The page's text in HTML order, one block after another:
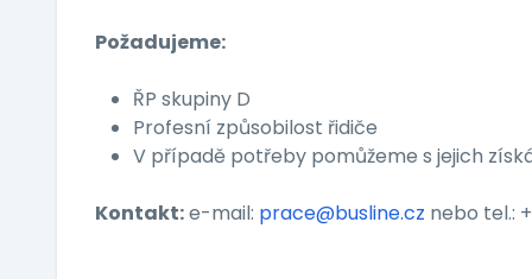
Požadujeme:
ŘP skupiny D
Profesní způsobilost řidiče
V případě potřeby pomůžeme s jejich
Kontakt:e-mail: prace@busline.cz nebo tel.: